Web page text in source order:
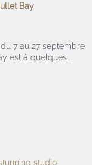
Bay
7 au 27 septembre
est à quelques...